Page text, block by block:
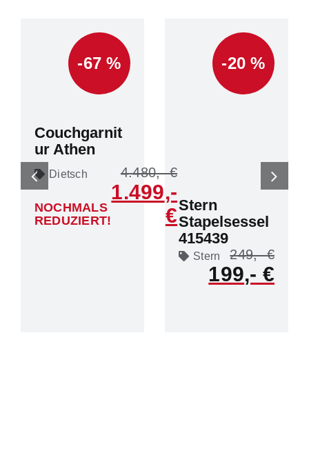
Couchgarnit
ur Athen
-67 %
Dietsch 4.480
NOCHMALS
REDUZIERT!
1.499
Stern
Stapelsessel
415439
-20 %
Stern 249
199